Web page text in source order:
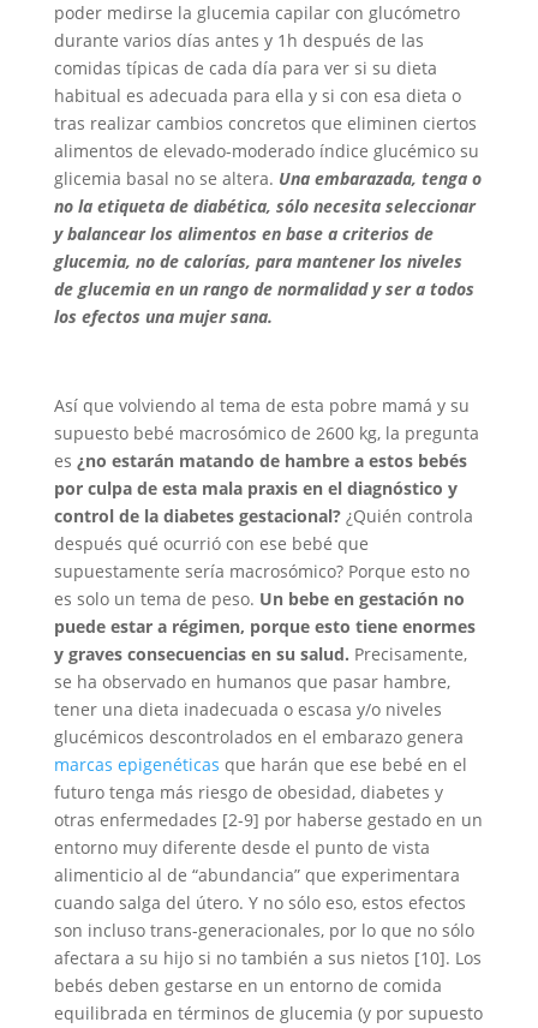
poder medirse la glucemia capilar con glucómetro
durante varios días antes y 1h después de las
comidas típicas de cada día para ver si su dieta
habitual es adecuada para ella y si con esa dieta o
tras realizar cambios concretos que eliminen ciertos
alimentos de elevado-moderado índice glucémico su
glicemia basal no se altera. Una embarazada, tenga o
no la etiqueta de diabética, sólo necesita seleccionar
y balancear los alimentos en base a criterios de
glucemia, no de calorías, para mantener los niveles
de glucemia en un rango de normalidad y ser a todos
los efectos una mujer sana.
Así que volviendo al tema de esta pobre mamá y su
supuesto bebé macrosómico de 2600 kg, la pregunta
es ¿no estarán matando de hambre a estos bebés
por culpa de esta mala praxis en el diagnóstico y
control de la diabetes gestacional?¿Quién controla
después qué ocurrió con ese bebé que
supuestamente sería macrosómico? Porque esto no
es solo un tema de peso. Un bebe en gestación no
puede estar a régimen, porque esto tiene enormes
y graves consecuencias en su salud. Precisamente,
se ha observado en humanos que pasar hambre,
tener una dieta inadecuada o escasa y/o niveles
glucémicos descontrolados en el embarazo genera
marcas epigenéticas que harán que ese bebé en el
futuro tenga más riesgo de obesidad, diabetes y
otras enfermedades [2-9] por haberse gestado en un
entorno muy diferente desde el punto de vista
alimenticio al de “abundancia” que experimentara
cuando salga del útero. Y no sólo eso, estos efectos
son incluso trans-generacionales, por lo que no sólo
afectara a su hijo si no también a sus nietos [10]. Los
bebés deben gestarse en un entorno de comida
equilibrada en términos de glucemia (y por supuesto